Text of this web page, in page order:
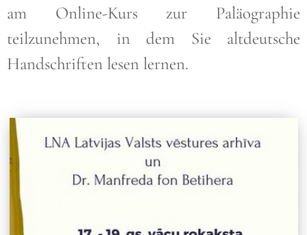
am Online-Kurs zur Paläographie
teilzunehmen, in dem Sie altdeutsche
Handschriften lesen lernen.